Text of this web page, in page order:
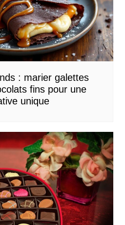
: marier galettes
fins pour une
unique